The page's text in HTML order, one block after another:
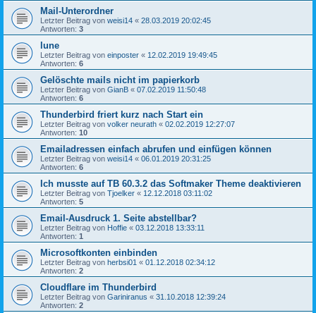
Mail-Unterordner
Letzter Beitrag von weisi14 « 28.03.2019 20:02:45
Antworten: 3
lune
Letzter Beitrag von einposter « 12.02.2019 19:49:45
Antworten: 6
Gelöschte mails nicht im papierkorb
Letzter Beitrag von GianB « 07.02.2019 11:50:48
Antworten: 6
Thunderbird friert kurz nach Start ein
Letzter Beitrag von volker neurath « 02.02.2019 12:27:07
Antworten: 10
Emailadressen einfach abrufen und einfügen können
Letzter Beitrag von weisi14 « 06.01.2019 20:31:25
Antworten: 6
Ich musste auf TB 60.3.2 das Softmaker Theme deaktivieren
Letzter Beitrag von Tjoelker « 12.12.2018 03:11:02
Antworten: 5
Email-Ausdruck 1. Seite abstellbar?
Letzter Beitrag von Hoffie « 03.12.2018 13:33:11
Antworten: 1
Microsoftkonten einbinden
Letzter Beitrag von herbsi01 « 01.12.2018 02:34:12
Antworten: 2
Cloudflare im Thunderbird
Letzter Beitrag von Gariniranus « 31.10.2018 12:39:24
Antworten: 2